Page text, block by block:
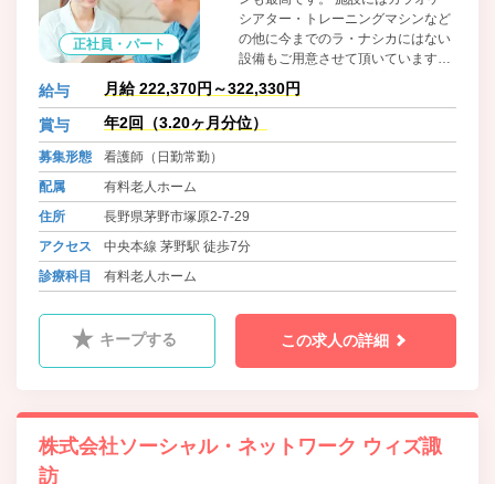
正社員・パート
シアター・トレーニングマシンなど
の他に今までのラ・ナシカにはない
設備もご用意させて頂いています。
スタッフ一同、入居者様が明るく楽
しく元気に過ごして頂けるような施
設作りに取り組んでいます。
給与 月給 222,370円～322,330円
賞与 年2回（3.20ヶ月分位）
募集形態
看護師（日勤常勤）
配属
有料老人ホーム
住所
長野県茅野市塚原2-7-29
アクセス
中央本線 茅野駅 徒歩7分
診療科目
有料老人ホーム
キープする この求人の詳細
株式会社ソーシャル・ネットワーク ウィズ諏
訪